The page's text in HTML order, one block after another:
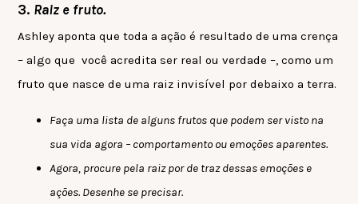
3. Raiz e fruto.
Ashley aponta que toda a ação é resultado de uma crença
– algo que você acredita ser real ou verdade –, como um
fruto que nasce de uma raiz invisível por debaixo a terra.
Faça uma lista de alguns frutos que podem ser visto na
sua vida agora – comportamento ou emoções aparentes.
Agora, procure pela raiz por de traz dessas emoções e
ações. Desenhe se precisar.